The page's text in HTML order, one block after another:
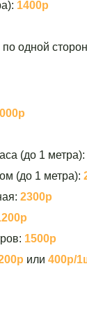
1400р
одной
(до 1 метра):
(до 1 метра):
2300р
1500р
или 400р/